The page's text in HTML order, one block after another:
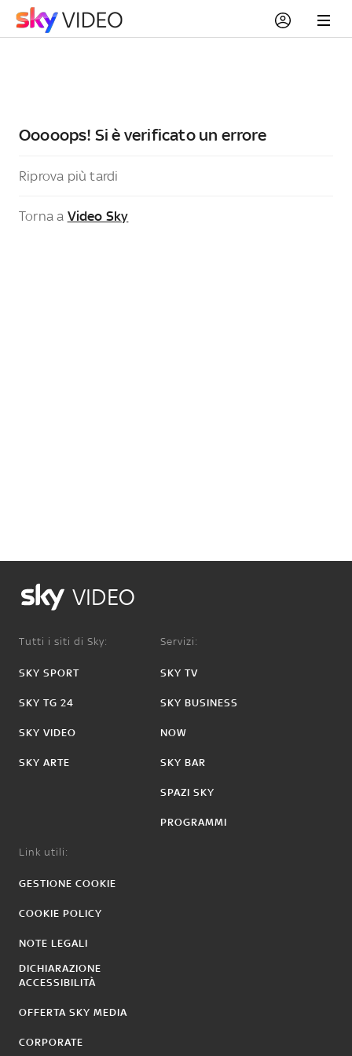
Ooooops! Si è verificato un errore
Riprova più tardi
Torna a Video Sky
VIDEO
Tutti i siti di Sky:
SKY SPORT
SKY TG 24
SKY VIDEO
SKY ARTE
Servizi:
SKY TV
SKY BUSINESS
NOW
SKY BAR
SPAZI SKY
PROGRAMMI
Link utili:
GESTIONE COOKIE
COOKIE POLICY
NOTE LEGALI
DICHIARAZIONE
ACCESSIBILITÀ
OFFERTA SKY MEDIA
CORPORATE